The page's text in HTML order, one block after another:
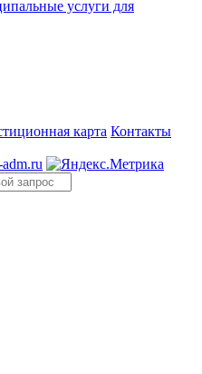
услуги для
карта Контакты